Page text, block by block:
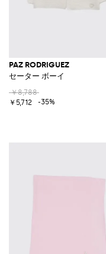
PAZ RODRIGUEZ
セーター ボーイ
￥8,788
￥5,712
-35%